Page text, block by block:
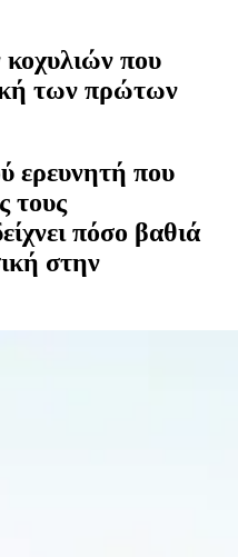
κοχυλιών που
των πρώτων
ερευνητή που
τους
πόσο βαθιά
στην